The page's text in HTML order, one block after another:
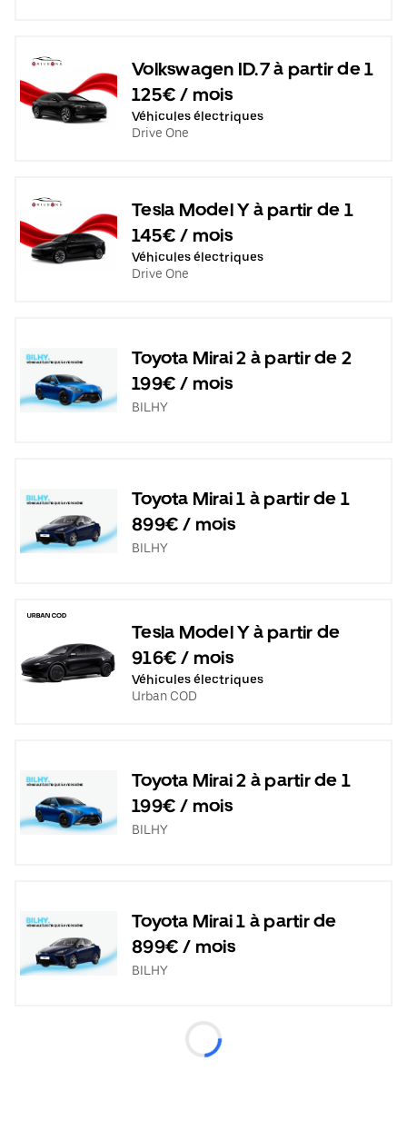
Volkswagen ID.7 à partir de 1
125€ / mois
Véhicules électriques
Drive One
Tesla Model Y à partir de 1
145€ / mois
Véhicules électriques
Drive One
Toyota Mirai 2 à partir de 2
199€ / mois
BILHY
Toyota Mirai 1 à partir de 1
899€ / mois
BILHY
Tesla Model Y à partir de
916€ / mois
Véhicules électriques
Urban COD
Toyota Mirai 2 à partir de 1
199€ / mois
BILHY
Toyota Mirai 1 à partir de
899€ / mois
BILHY